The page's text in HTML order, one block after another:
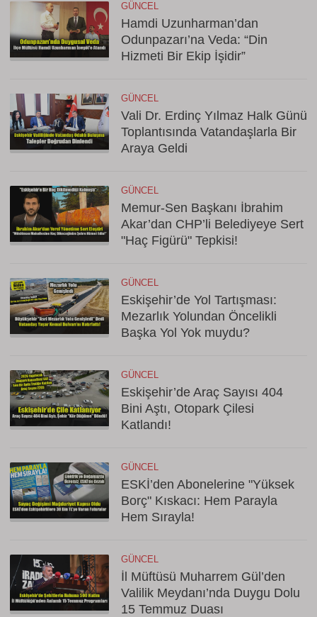
GÜNCEL
Hamdi Uzunharman’dan
Odunpazarı’na Veda: “Din
Hizmeti Bir Ekip İşidir”
GÜNCEL
Vali Dr. Erdinç Yılmaz Halk Günü
Toplantısında Vatandaşlarla Bir
Araya Geldi
GÜNCEL
Memur-Sen Başkanı İbrahim
Akar’dan CHP’li Belediyeye Sert
"Haç Figürü" Tepkisi!
GÜNCEL
Eskişehir’de Yol Tartışması:
Mezarlık Yolundan Öncelikli
Başka Yol Yok muydu?
GÜNCEL
Eskişehir’de Araç Sayısı 404
Bini Aştı, Otopark Çilesi
Katlandı!
GÜNCEL
ESKİ’den Abonelerine "Yüksek
Borç" Kıskacı: Hem Parayla
Hem Sırayla!
GÜNCEL
İl Müftüsü Muharrem Gül’den
Valilik Meydanı’nda Duygu Dolu
15 Temmuz Duası